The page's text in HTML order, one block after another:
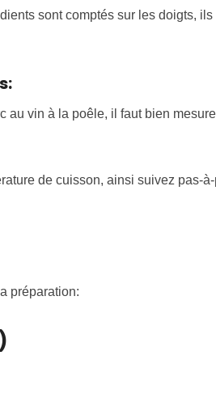
sont comptés sur les doigts, ils
au vin à la poêle, il faut bien
de cuisson, ainsi suivez pas-
préparation: